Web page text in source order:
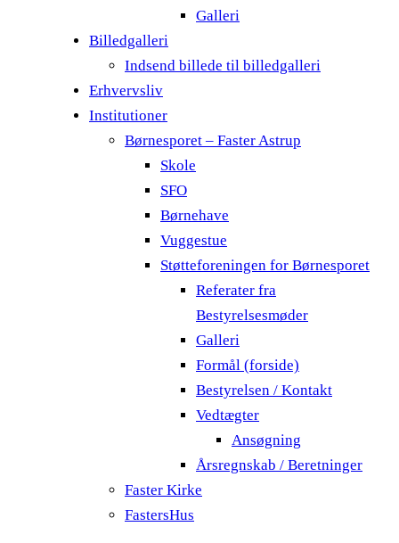
Galleri
Billedgalleri
Indsend billede til billedgalleri
Erhvervsliv
Institutioner
Børnesporet – Faster Astrup
Skole
SFO
Børnehave
Vuggestue
Støtteforeningen for Børnesporet
Referater fra
Bestyrelsesmøder
Galleri
Formål (forside)
Bestyrelsen / Kontakt
Vedtægter
Ansøgning
Årsregnskab / Beretninger
Faster Kirke
FastersHus